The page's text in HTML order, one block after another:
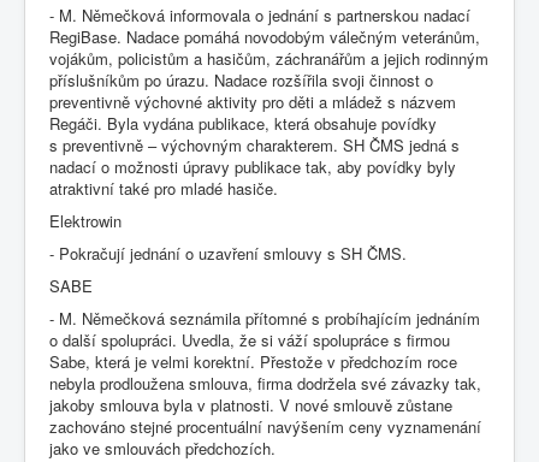
- M. Němečková informovala o jednání s partnerskou nadací
RegiBase. Nadace pomáhá novodobým válečným veteránům,
vojákům, policistům a hasičům, záchranářům a jejich rodinným
příslušníkům po úrazu. Nadace rozšířila svoji činnost o
preventivně výchovné aktivity pro děti a mládež s názvem
Regáči. Byla vydána publikace, která obsahuje povídky
s preventivně – výchovným charakterem. SH ČMS jedná s
nadací o možnosti úpravy publikace tak, aby povídky byly
atraktivní také pro mladé hasiče.
Elektrowin
- Pokračují jednání o uzavření smlouvy s SH ČMS.
SABE
- M. Němečková seznámila přítomné s probíhajícím jednáním
o další spolupráci. Uvedla, že si váží spolupráce s firmou
Sabe, která je velmi korektní. Přestože v předchozím roce
nebyla prodloužena smlouva, firma dodržela své závazky tak,
jakoby smlouva byla v platnosti. V nové smlouvě zůstane
zachováno stejné procentuální navýšením ceny vyznamenání
jako ve smlouvách předchozích.